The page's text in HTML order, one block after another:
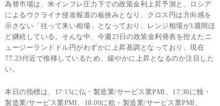
為替市場は、米インフレ圧力下での政策金利上昇予測と、ロシア
によるウクライナ侵攻報道の板挟みとなり、クロス円は方向感を
示さない「往って来い相場」となっており、レンジ相場が1週間ほ
ど継続している。そんな中、今週23日の政策金利発表を控えたニ
ュージーランドドル円がわずかに上昇基調となっており、現在
77.23付近で推移しているため、緩やかに上昇となるのか注目した
い。
本日の指標は、17:15に仏・製造業/サービス業PMI、17:30に独・
製造業/サービス業PMI、18:00に欧・製造業/サービス業PMI、